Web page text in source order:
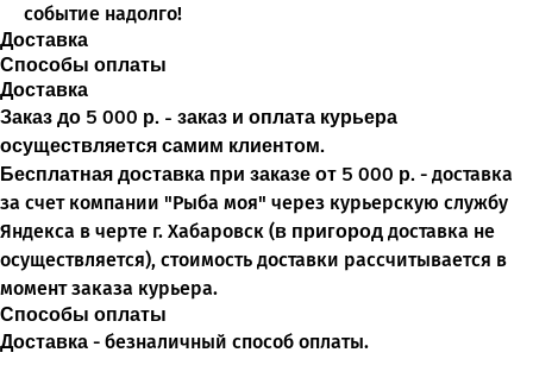
событие надолго!
Доставка
Способы оплаты
Доставка
Заказ до 5 000 р. - заказ и оплата курьера
осуществляется самим клиентом.
Бесплатная доставка при заказе от 5 000 р. - доставка
за счет компании "Рыба моя" через курьерскую службу
Яндекса в черте г. Хабаровск (в пригород доставка не
осуществляется), стоимость доставки рассчитывается в
момент заказа курьера.
Способы оплаты
Доставка - безналичный способ оплаты.
О нас
Статьи
Доставка
Возврат
Частые вопросы